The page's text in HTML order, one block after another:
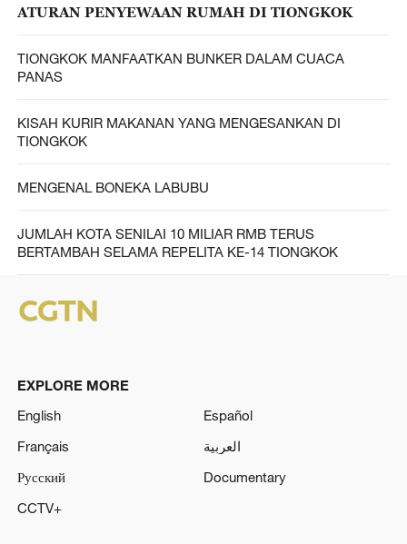
ATURAN PENYEWAAN RUMAH DI TIONGKOK
TIONGKOK MANFAATKAN BUNKER DALAM CUACA
PANAS
KISAH KURIR MAKANAN YANG MENGESANKAN DI
TIONGKOK
MENGENAL BONEKA LABUBU
JUMLAH KOTA SENILAI 10 MILIAR RMB TERUS
BERTAMBAH SELAMA REPELITA KE-14 TIONGKOK
EXPLORE MORE
English
Español
Français
العربية
Русский
Documentary
CCTV+